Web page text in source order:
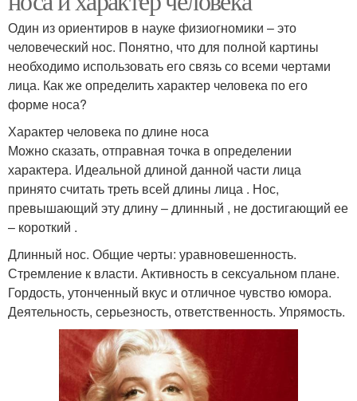
Один из ориентиров в науке физиогномики – это
человеческий нос. Понятно, что для полной картины
необходимо использовать его связь со всеми чертами
лица. Как же определить характер человека по его
форме носа?
Характер человека по длине носа
Можно сказать, отправная точка в определении
характера. Идеальной длиной данной части лица
принято считать треть всей длины лица . Нос,
превышающий эту длину – длинный , не достигающий ее
– короткий .
Длинный нос. Общие черты: уравновешенность.
Стремление к власти. Активность в сексуальном плане.
Гордость, утонченный вкус и отличное чувство юмора.
Деятельность, серьезность, ответственность. Упрямость.